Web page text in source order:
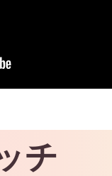
チ